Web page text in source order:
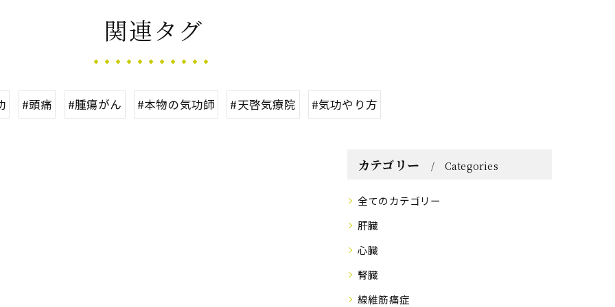
関連タグ
#頭痛 #腫瘍がん #本物の気功師 #天啓気療院 #気功やり方
カテゴリー Categories
全てのカテゴリー
肝臓
心臓
腎臓
線維筋痛症